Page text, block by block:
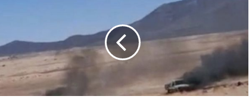
متزامن
في
شمال
غرب